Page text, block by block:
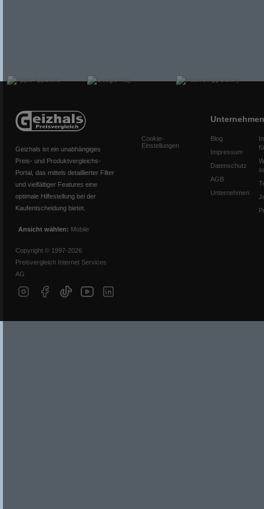
Geizhals ist ein unabhängiges
Preis- und Produktvergleichs-
Portal, das mittels detaillierter Filter
und vielfältiger Features eine
optimale Hilfestellung bei der
Kaufentscheidung bietet.
Ansicht wählen: Mobile
Copyright © 1997-2026
Preisvergleich Internet Services
AG
Cookie-
Einstellungen
Unternehmen
Blog
Impressum
Datenschutz
AGB
Unternehmen